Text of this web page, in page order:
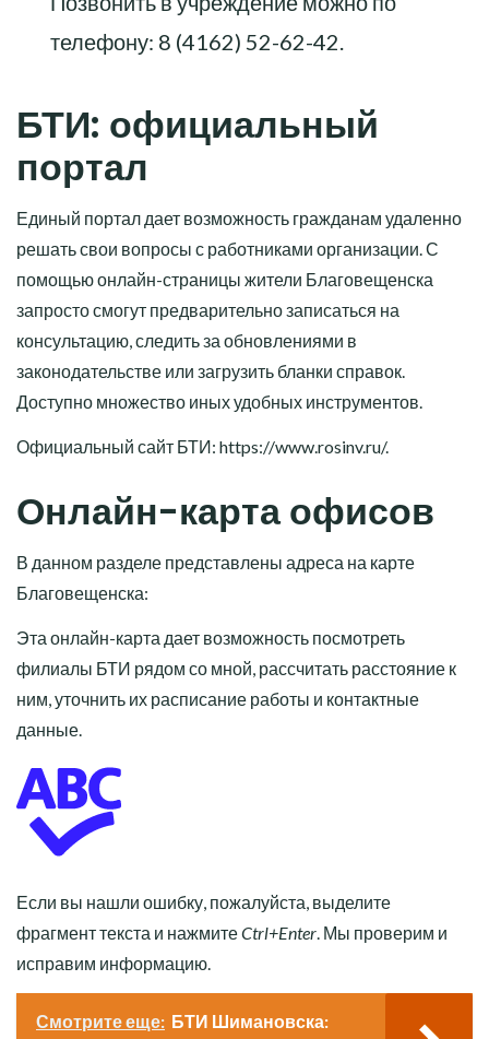
телефону: 8 (4162) 52-62-42.
БТИ: официальный
портал
Единый портал дает возможность гражданам удаленно
решать свои вопросы с работниками организации. С
помощью онлайн-страницы жители Благовещенска
запросто смогут предварительно записаться на
консультацию, следить за обновлениями в
законодательстве или загрузить бланки справок.
Доступно множество иных удобных инструментов.
Официальный сайт БТИ: https://www.rosinv.ru/.
Онлайн-карта офисов
В данном разделе представлены адреса на карте
Благовещенска:
Эта онлайн-карта дает возможность посмотреть
филиалы БТИ рядом со мной, рассчитать расстояние к
ним, уточнить их расписание работы и контактные
данные.
Если вы нашли ошибку, пожалуйста, выделите
фрагмент текста и нажмитеCtrl+Enter. Мы проверим и
исправим информацию.
Смотрите еще: БТИ Шимановска: